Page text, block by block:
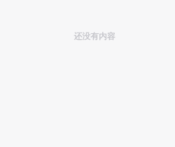
还没有内容